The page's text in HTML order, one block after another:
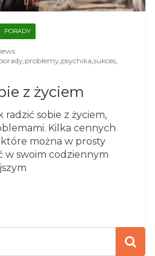
PORADY
,problemy,psychika,sukces,
z życiem
radzić sobie z życiem,
Kilka cennych
można w prosty
w swoim codziennym